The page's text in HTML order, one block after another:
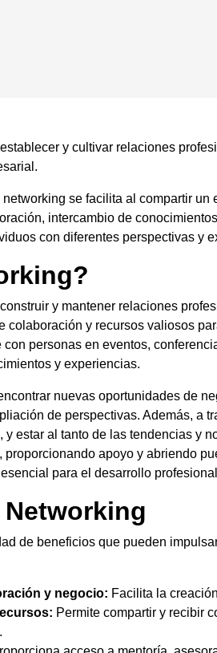
y cultivar relaciones
networking se facilita al compartir
intercambio de
con diferentes perspectivas y
y mantener relaciones
colaboración y recursos valiosos
personas en eventos,
y experiencias.
nuevas oportunidades de
de perspectivas. Además, a
y estar al tanto de las tendencias y
apoyo y abriendo
para el desarrollo
de beneficios que pueden
y negocio: Facilita la
Permite compartir y recibir